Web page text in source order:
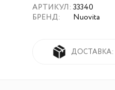
АРТИКУЛ:
БРЕНД:
33340
Nuovita
ДОСТАВКА: